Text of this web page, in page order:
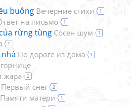
buông Вечерние стихи 1
на письмо 1
rừng tùng Сосен шум 1
1
По дороге из дома 1
жара 2
Первый снег 2
Памяти матери 1